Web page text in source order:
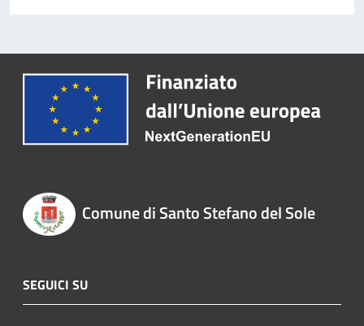
Comune di Santo Stefano del Sole
SEGUICI SU